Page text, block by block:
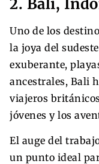
Uno de los
la joya del
exuberante,
ancestrales, Bali
viajeros
jóvenes y los
El auge del
un punto ideal